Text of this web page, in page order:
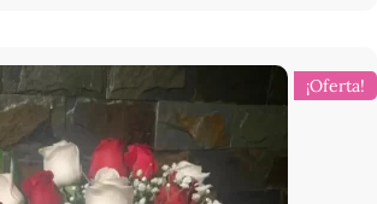
¡Oferta!